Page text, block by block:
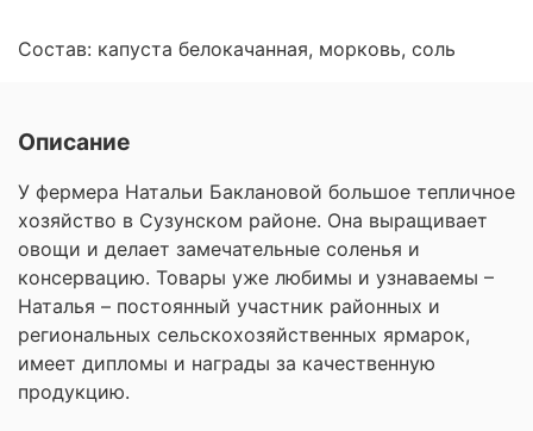
Состав: капуста белокачанная, морковь, соль
Описание
У фермера Натальи Баклановой большое тепличное
хозяйство в Сузунском районе. Она выращивает
овощи и делает замечательные соленья и
консервацию. Товары уже любимы и узнаваемы –
Наталья – постоянный участник районных и
региональных сельскохозяйственных ярмарок,
имеет дипломы и награды за качественную
продукцию.